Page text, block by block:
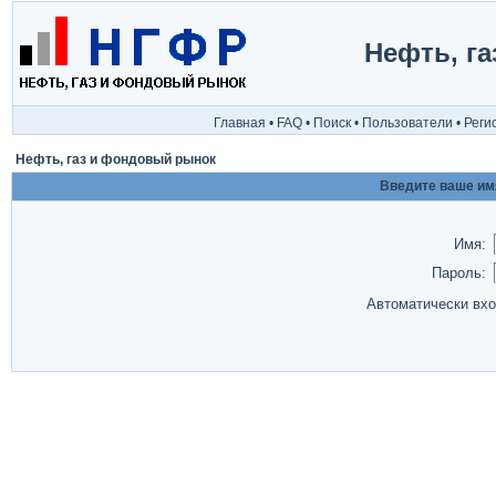
Нефть,
Главная • FAQ • Поиск • Пользователи •
Нефть, газ и фондовый рынок
Введите ваше
Имя:
Пароль:
Автоматически